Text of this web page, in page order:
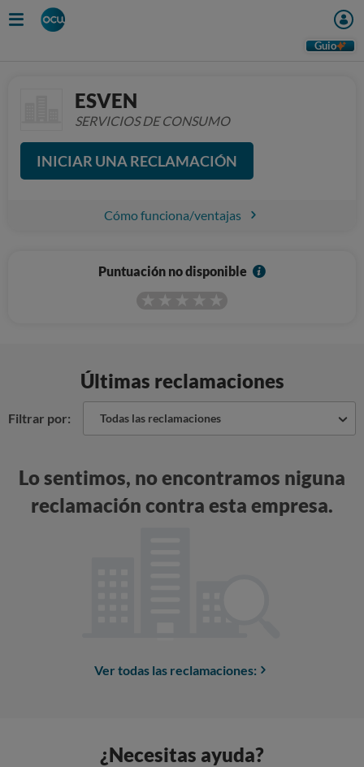
Guio
ESVEN
SERVICIOS DE CONSUMO
INICIAR UNA RECLAMACIÓN
Cómo funciona/ventajas
Puntuación no disponible
I
Últimas reclamaciones
Filtrar por: Todas las reclamaciones
Lo sentimos, no encontramos niguna
reclamación contra esta empresa.
Ver todas las reclamaciones:
¿Necesitas ayuda?